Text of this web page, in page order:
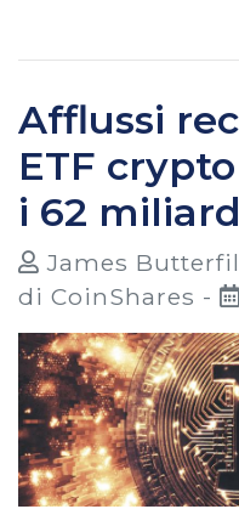
Afflussi
ETF
i 62
James
di CoinShares -